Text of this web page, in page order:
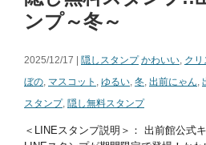
ンプ～冬～
2025/12/17 | 隠しスタンプ かわいい, クリ
ぼの, マスコット , ゆるい, 冬, 出前にゃん,
スタンプ, 隠し無料スタンプ
＜LINEスタンプ説明＞： 出前館公式